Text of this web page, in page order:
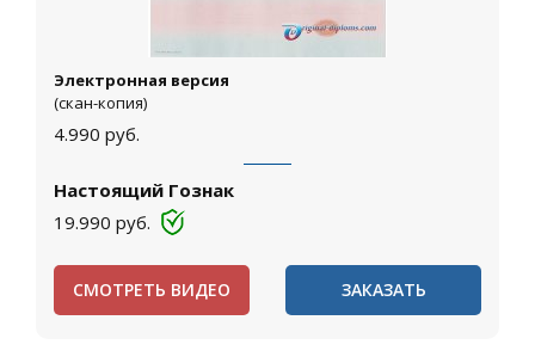
Электронная версия
(скан-копия)
4.990 руб.
Настоящий Гознак
19.990 руб.
СМОТРЕТЬ ВИДЕО ЗАКАЗАТЬ